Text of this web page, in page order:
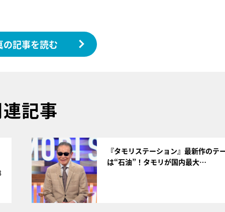
の記事を読む
記事
『タモリステーション』最新作のテ
は“石油”！タモリが国内最大…